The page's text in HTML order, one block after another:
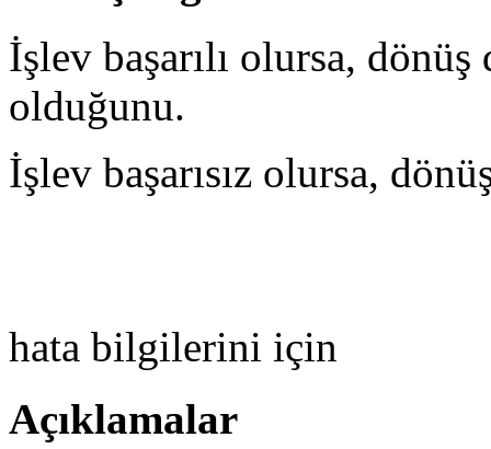
İşlev başarılı olursa, dönüş
olduğunu.
İşlev başarısız olursa,
hata bilgilerini için
Açıklamalar